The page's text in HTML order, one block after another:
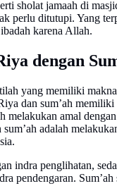
sholat jamaah di
perlu ditutupi. Yang
karena Allah.
dengan
yang memiliki
dan sum’ah
melakukan amal
sum’ah adalah
indra penglihatan,
pendengaran.